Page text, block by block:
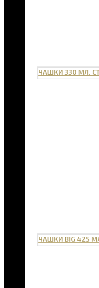
ЧАШКИ 330 МЛ.
ЧАШКИ BIG 425